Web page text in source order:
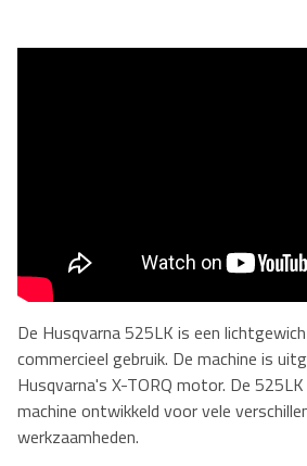
De Husqvarna 525LK is een
commercieel gebruik. De machine is
Husqvarna's X-TORQ motor. De
machine ontwikkeld voor vele
werkzaamheden.